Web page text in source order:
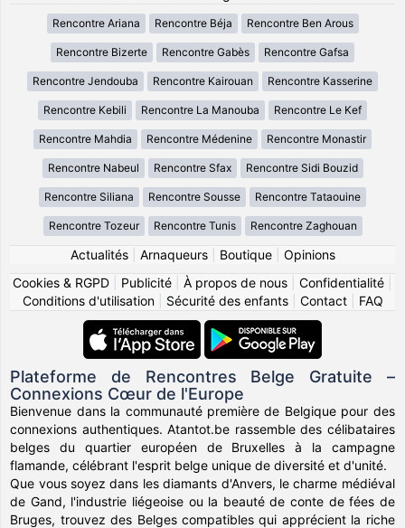
Rencontre Ariana Rencontre Béja Rencontre Ben Arous
Rencontre Bizerte Rencontre Gabès Rencontre Gafsa
Rencontre Jendouba Rencontre Kairouan Rencontre Kasserine
Rencontre Kebili Rencontre La Manouba Rencontre Le Kef
Rencontre Mahdia Rencontre Médenine Rencontre Monastir
Rencontre Nabeul Rencontre Sfax Rencontre Sidi Bouzid
Rencontre Siliana Rencontre Sousse Rencontre Tataouine
Rencontre Tozeur Rencontre Tunis Rencontre Zaghouan
Actualités| Arnaqueurs| Boutique| Opinions
Cookies & RGPD
Publicité À propos de nous Confidentialité
Conditions d'utilisation| Sécurité des enfants| Contact| FAQ
Plateforme de Rencontres Belge Gratuite –
Connexions Cœur de l'Europe
Bienvenue dans la communauté première de Belgique pour des
connexions authentiques. Atantot.be rassemble des célibataires
belges du quartier européen de Bruxelles à la campagne
flamande, célébrant l'esprit belge unique de diversité et d'unité.
Que vous soyez dans les diamants d'Anvers, le charme médiéval
de Gand, l'industrie liégeoise ou la beauté de conte de fées de
Bruges, trouvez des Belges compatibles qui apprécient la riche